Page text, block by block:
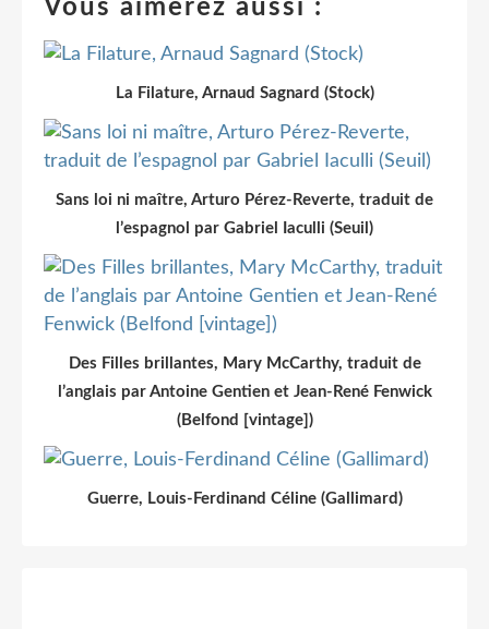
Vous aimerez aussi :
La Filature, Arnaud Sagnard (Stock)
Sans loi ni maître, Arturo Pérez-Reverte, traduit de
l’espagnol par Gabriel Iaculli (Seuil)
Des Filles brillantes, Mary McCarthy, traduit de
l’anglais par Antoine Gentien et Jean-René Fenwick
(Belfond [vintage])
Guerre, Louis-Ferdinand Céline (Gallimard)